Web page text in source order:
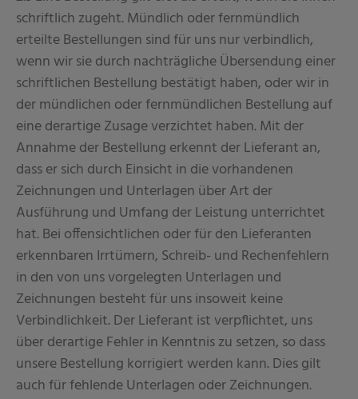
schriftlich zugeht. Mündlich oder fernmündlich
erteilte Bestellungen sind für uns nur verbindlich,
wenn wir sie durch nachträgliche Übersendung einer
schriftlichen Bestellung bestätigt haben, oder wir in
der mündlichen oder fernmündlichen Bestellung auf
eine derartige Zusage verzichtet haben. Mit der
Annahme der Bestellung erkennt der Lieferant an,
dass er sich durch Einsicht in die vorhandenen
Zeichnungen und Unterlagen über Art der
Ausführung und Umfang der Leistung unterrichtet
hat. Bei offensichtlichen oder für den Lieferanten
erkennbaren Irrtümern, Schreib- und Rechenfehlern
in den von uns vorgelegten Unterlagen und
Zeichnungen besteht für uns insoweit keine
Verbindlichkeit. Der Lieferant ist verpflichtet, uns
über derartige Fehler in Kenntnis zu setzen, so dass
unsere Bestellung korrigiert werden kann. Dies gilt
auch für fehlende Unterlagen oder Zeichnungen.